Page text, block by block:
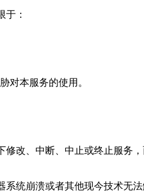
于：
对本服务的使用。
改、中断、中止或终止服务
统崩溃或者其他现今技术无